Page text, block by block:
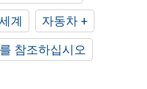
계
자동차 +
참조하십시오